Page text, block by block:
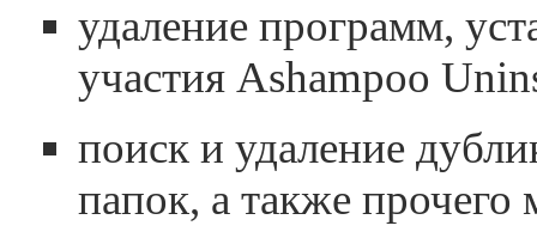
удаление программ,
участия Ashampoo
поиск и удаление
папок, а также прочего